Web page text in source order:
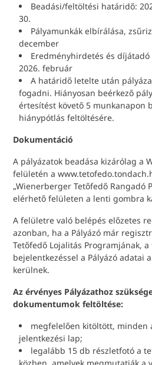
Beadási/feltöltési határidő:
30.
Pályamunkák elbírálása,
december
Eredményhirdetés és
2026. február
A határidő letelte után
fogadni. Hiányosan beérkező
értesítést követő 5 munkanapon
hiánypótlás feltöltésére.
Dokumentáció
A pályázatok beadása kizárólag a
felületén a
„Wienerberger Tetőfedő Rangadó
elérhető felületen a lenti gombra
A felületre való belépés előzetes
azonban, ha a Pályázó már
Tetőfedő Lojalitás Programjának,
bejelentkezéssel a Pályázó adatai
kerülnek.
Az érvényes Pályázathoz
dokumentumok feltöltése:
megfelelően kitöltött, minden
jelentkezési lap;
legalább 15 db részletfotó a